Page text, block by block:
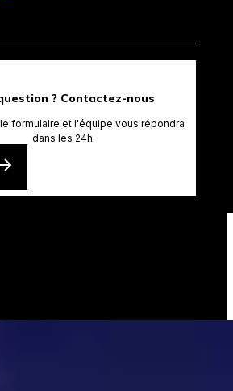
? Contactez-nous
formulaire et l'équipe vous répondra
dans les 24h